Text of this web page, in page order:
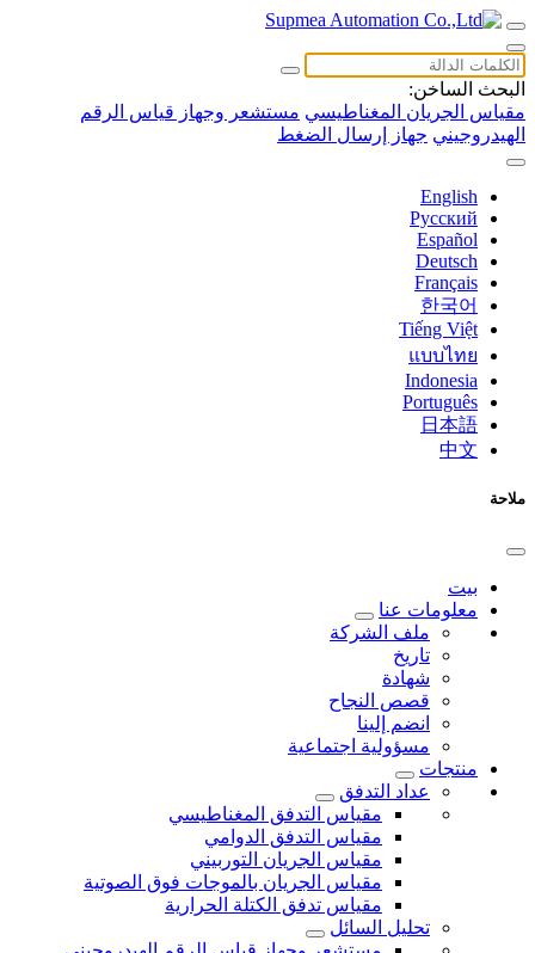
البحث الساخن:
مقياس الجريان المغناطيسي مستشعر وجهاز قياس الرقم
الهيدروجيني جهاز إرسال الضغط
English
Русский
Español
Deutsch
Français
한국어
Tiếng Việt
แบบไทย
Indonesia
Português
日本語
中文
ملاحة
بيت
معلومات عنا
ملف الشركة
تاريخ
شهادة
قصص النجاح
انضم إلينا
مسؤولية اجتماعية
منتجات
عداد التدفق
مقياس التدفق المغناطيسي
مقياس التدفق الدوامي
مقياس الجريان التوربيني
مقياس الجريان بالموجات فوق الصوتية
مقياس تدفق الكتلة الحرارية
تحليل السائل